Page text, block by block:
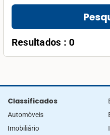
Resultados : 0
Classificados
Automòveis
Imobiliário